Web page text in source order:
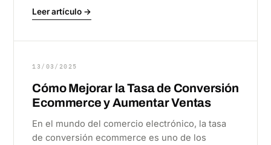
Leer artículo →
13/03/2025
Cómo Mejorar la Tasa de Conversión
Ecommerce y Aumentar Ventas
En el mundo del comercio electrónico, la tasa
de conversión ecommerce es uno de los